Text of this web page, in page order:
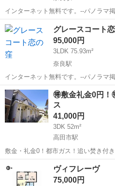
インターネット無料です。--パノラマ
奈良 アパート
グレースコート
95,000円
3LDK 75.93m²
奈良駅
インターネット無料です。--パノラマ
奈良 奈良市 奈良駅 アパー
🉐敷金礼金0円！
ス
41,000円
3DK 52m²
高田市駅
敷金・礼金0！都市ガス！追い焚き付
大和高田市 高田市駅
ヴィフレーヴ
75,000円